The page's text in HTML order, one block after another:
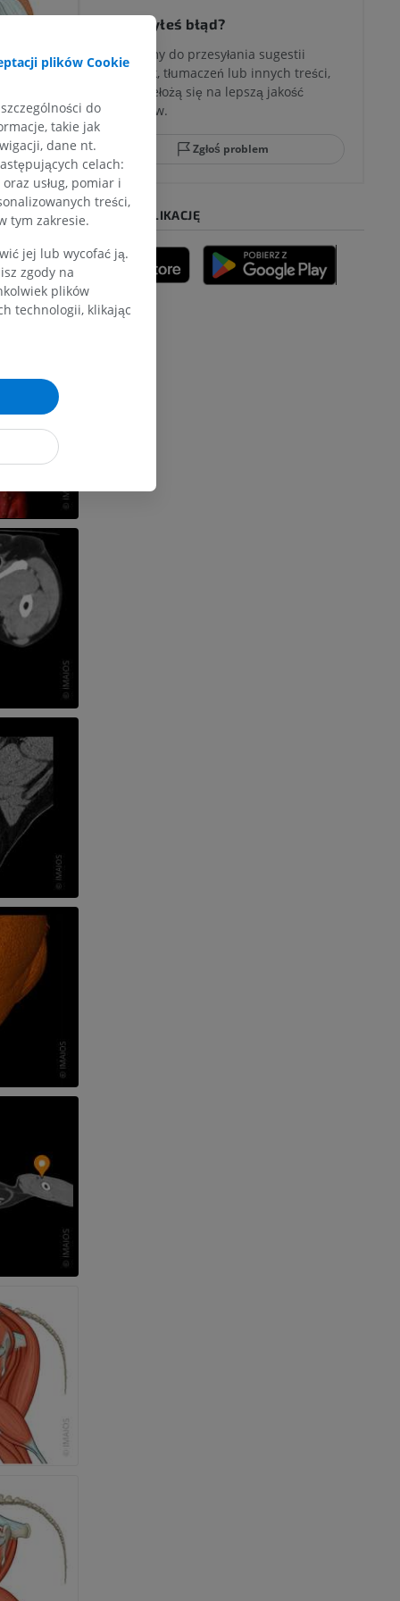
Zauważyłeś błąd?
Zachęcamy do przesyłania sugestii
poprawek, tłumaczeń lub innych treści,
które przełożą się na lepszą jakość
materiałów.
Zgłoś problem
POBIERZ APLIKACJĘ
plików Cookie
do
takie jak
dane nt.
celach:
usług, pomiar i
treści,
tym zakresie.
jej lub wycofać ją.
zgody na
plików
technologii, klikając